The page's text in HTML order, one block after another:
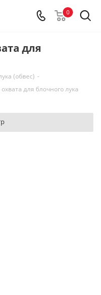
0
для
(обвес) -
для блочного лука